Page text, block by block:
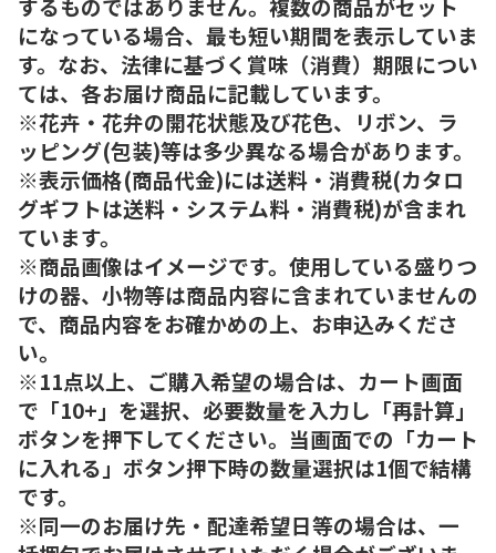
になっている場合、最も短い期間を表示していま
す。なお、法律に基づく賞味（消費）期限につい
ては、各お届け商品に記載しています。
※花卉・花弁の開花状態及び花色、リボン、ラ
ッピング(包装)等は多少異なる場合があります。
※表示価格(商品代金)には送料・消費税(カタロ
グギフトは送料・システム料・消費税)が含まれ
ています。
※商品画像はイメージです。使用している盛りつ
けの器、小物等は商品内容に含まれていませんの
で、商品内容をお確かめの上、お申込みくださ
い。
※11点以上、ご購入希望の場合は、カート画面
で「10+」を選択、必要数量を入力し「再計算」
ボタンを押下してください。当画面での「カート
に入れる」ボタン押下時の数量選択は1個で結構
です。
※同一のお届け先・配達希望日等の場合は、一